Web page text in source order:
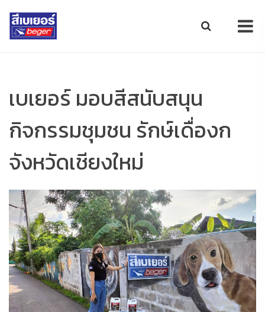
เบเยอร์ มอบสีสนับสนุน
กิจกรรมชุมชน รักษ์เดื่องก
จังหวัดเชียงใหม่